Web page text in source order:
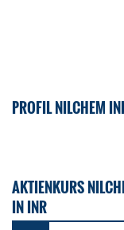
PROFIL NILCHEM
AKTIENKURS
IN INR